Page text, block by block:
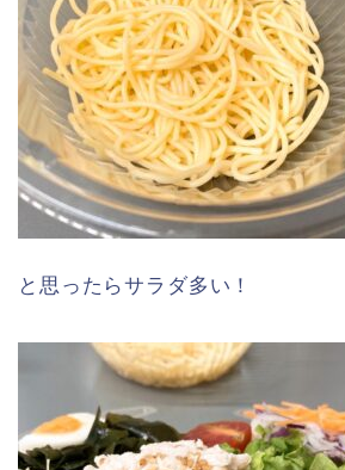
と思ったらサラダ多い！